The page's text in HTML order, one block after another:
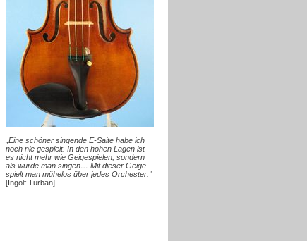
„Eine schöner singende E-Saite habe ich
noch nie gespielt. In den hohen Lagen ist
es nicht mehr wie Geigespielen, sondern
als würde man singen… Mit dieser Geige
spielt man mühelos über jedes Orchester.“
[Ingolf Turban]